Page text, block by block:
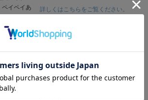
ペイペイあ
ンビニ決
ただけま
数料を 貰い
負担とな
詳しくはこちらをご覧ください。
セール商品は限定数量となっており
ともございます。
また、セール商品の返品・交換はお